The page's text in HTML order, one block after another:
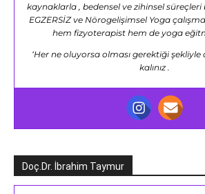
kaynaklarla , bedensel ve zihinsel
EGZERSİZ ve Nörogelişimsel Yoga
hem fizyoterapist hem de yoga
‘Her ne oluyorsa olması gerektiği şekliyle
kalınız .
Doç.Dr. İbrahim Taymur